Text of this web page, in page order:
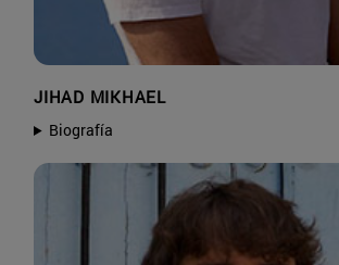
JIHAD MIKHAEL
Biografía